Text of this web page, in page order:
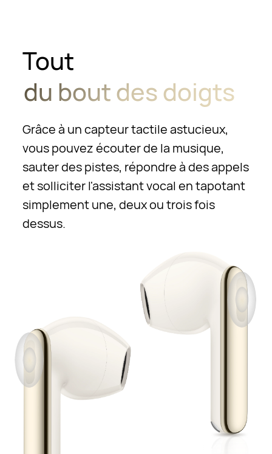
Tout
du bout des doigts
Grâce à un capteur tactile astucieux,
vous pouvez écouter de la musique,
sauter des pistes, répondre à des appels
et solliciter l'assistant vocal en tapotant
simplement une, deux ou trois fois
dessus.